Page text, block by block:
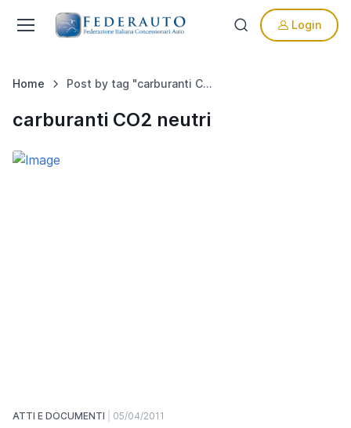
Login
Home Post by tag "carburanti CO2 neutri"
carburanti CO2 neutri
ATTI E DOCUMENTI 05/04/2011